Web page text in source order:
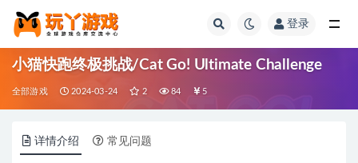
登录
小猫快跑终极挑战/Cat Go! Ultimate Challenge
全部游戏 2024-03-24 2 84 5
详情介绍 常见问题